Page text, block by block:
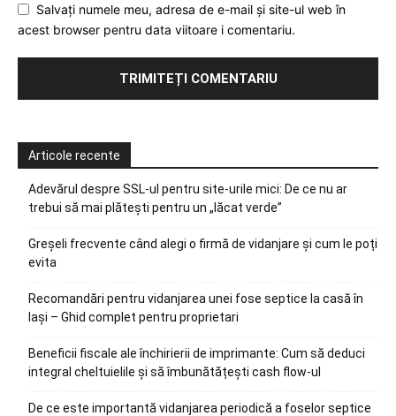
Salvați numele meu, adresa de e-mail și site-ul web în
acest browser pentru data viitoare i comentariu.
Articole recente
Adevărul despre SSL-ul pentru site-urile mici: De ce nu ar
trebui să mai plătești pentru un „lăcat verde”
Greșeli frecvente când alegi o firmă de vidanjare și cum le poți
evita
Recomandări pentru vidanjarea unei fose septice la casă în
Iași – Ghid complet pentru proprietari
Beneficii fiscale ale închirierii de imprimante: Cum să deduci
integral cheltuielile și să îmbunătățești cash flow-ul
De ce este importantă vidanjarea periodică a foselor septice